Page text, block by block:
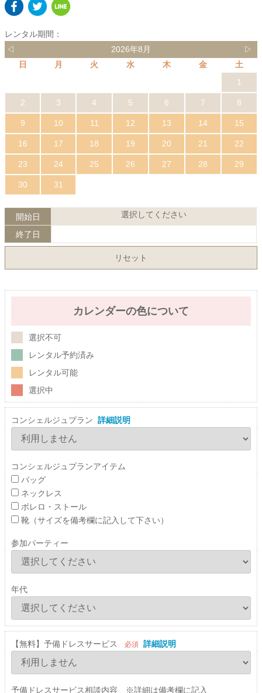
レンタル期間：
◁
2026年8月
▷
日
月 火 水 木 金
土
1
2 3 4 5 6 7 8
9 10 11 12 13 14 15
16 17 18 19 20 21 22
23 24 25 26 27 28 29
30 31
開始日 選択してください
終了日
リセット
カレンダーの色について
選択不可
レンタル予約済み
レンタル可能
選択中
コンシェルジュプラン 詳細説明
コンシェルジュプランアイテム
バッグ
ネックレス
ボレロ・ストール
靴（サイズを備考欄に記入して下さい）
参加パーティー
年代
【無料】予備ドレスサービス 必須 詳細説明
予備ドレスサービス相談内容 ※詳細は備考欄に記入